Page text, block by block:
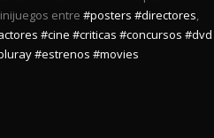
entre #posters #directores,
#cine #criticas #concursos #dvd
#estrenos #movies